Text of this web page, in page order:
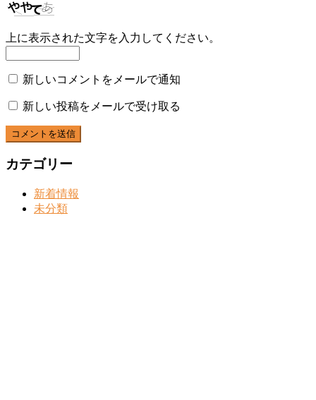
上に表示された文字を入力してください。
新しいコメントをメールで通知
新しい投稿をメールで受け取る
カテゴリー
新着情報
未分類